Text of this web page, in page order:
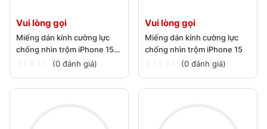
Vui lòng gọi
Miếng dán kính cường lực
chống nhìn trộm iPhone 15
(0 đánh giá)
Vui lòng gọi
Miếng dán kính cường lực
chống nhìn trộm iPhone 15
(0 đánh giá)